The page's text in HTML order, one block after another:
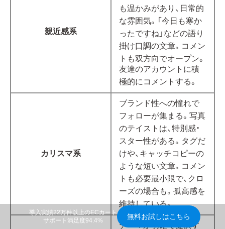
親近感系
も温かみがあり、日常的
な雰囲気。「今日も寒か
ったですね」などの語り
掛け口調の文章。コメン
トも双方向でオープン。
友達のアカウントに積
極的にコメントする。
カリスマ系
ブランド性への憧れで
フォローが集まる。写真
のテイストは、特別感・
スター性がある。タグだ
けや、キャッチコピーの
ような短い文章。コメン
トも必要最小限で、クロ
ーズの場合も。孤高感を
維持している。
テーマが明確で提供す
導入実績22万件以上のECカート
サポート満足度94.4%
無料お試しはこちら